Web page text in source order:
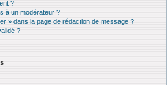
?
à un modérateur ?
» dans la page de rédaction de message ?
?